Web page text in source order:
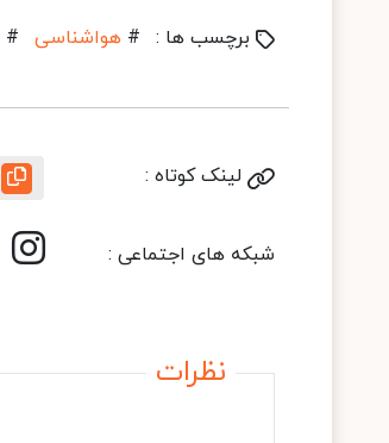
برچسب ها : # هواشناسی #
لینک کوتاه :
شبکه های اجتماعی :
نظرات